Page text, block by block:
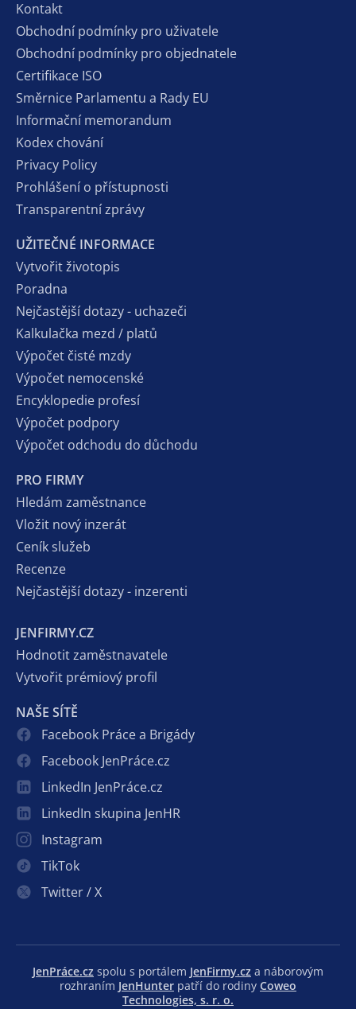
Kontakt
Obchodní podmínky pro uživatele
Obchodní podmínky pro objednatele
Certifikace ISO
Směrnice Parlamentu a Rady EU
Informační memorandum
Kodex chování
Privacy Policy
Prohlášení o přístupnosti
Transparentní zprávy
UŽITEČNÉ INFORMACE
Vytvořit životopis
Poradna
Nejčastější dotazy - uchazeči
Kalkulačka mezd / platů
Výpočet čisté mzdy
Výpočet nemocenské
Encyklopedie profesí
Výpočet podpory
Výpočet odchodu do důchodu
PRO FIRMY
Hledám zaměstnance
Vložit nový inzerát
Ceník služeb
Recenze
Nejčastější dotazy - inzerenti
JENFIRMY.CZ
Hodnotit zaměstnavatele
Vytvořit prémiový profil
NAŠE SÍTĚ
Facebook Práce a Brigády
Facebook JenPráce.cz
LinkedIn JenPráce.cz
LinkedIn skupina JenHR
Instagram
TikTok
Twitter / X
JenPráce.cz spolu s portálem JenFirmy.cz a náborovým
rozhraním JenHunter patří do rodiny Coweo
Technologies, s. r. o.